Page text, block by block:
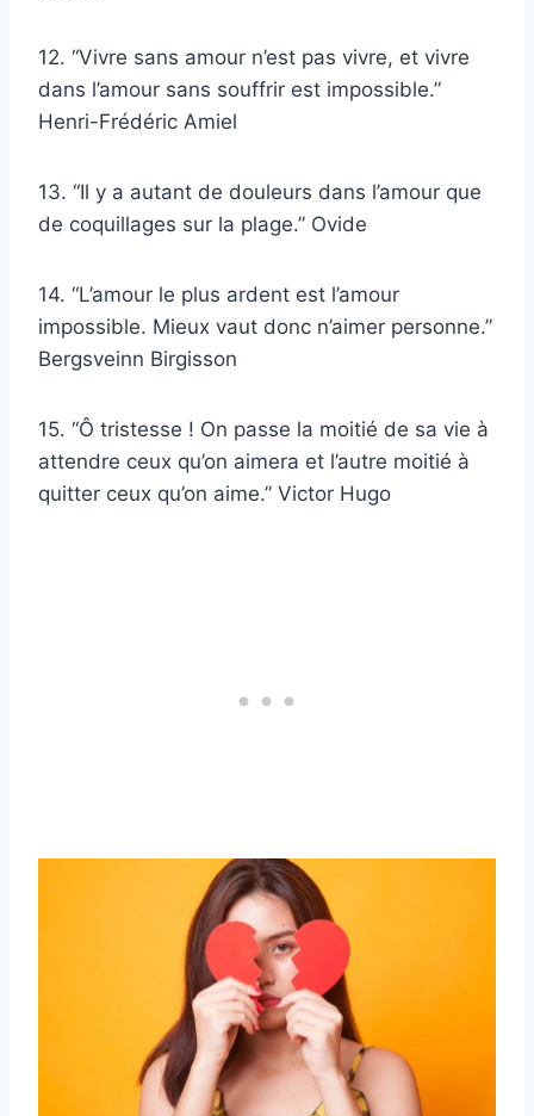
12. “Vivre sans amour n’est pas vivre, et vivre
dans l’amour sans souffrir est impossible.”
Henri-Frédéric Amiel
13. “Il y a autant de douleurs dans l’amour que
de coquillages sur la plage.” Ovide
14. “L’amour le plus ardent est l’amour
impossible. Mieux vaut donc n’aimer personne.”
Bergsveinn Birgisson
15. “Ô tristesse ! On passe la moitié de sa vie à
attendre ceux qu’on aimera et l’autre moitié à
quitter ceux qu’on aime.” Victor Hugo